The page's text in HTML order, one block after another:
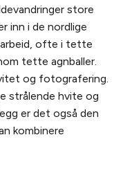
store
inn i de nordlige
ofte i tette
tette agnballer.
og fotografering.
strålende hvite og
er det også den
kombinere